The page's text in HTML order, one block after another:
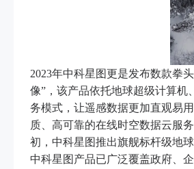
2023年中科星图更是发布数款拳
像”，该产品依托地球超级计算机
务模式，让遥感数据更加直观易
质、高可靠的在线时空数据云服
初，中科星图推出旗舰标杆级地
中科星图产品已广泛覆盖政府、